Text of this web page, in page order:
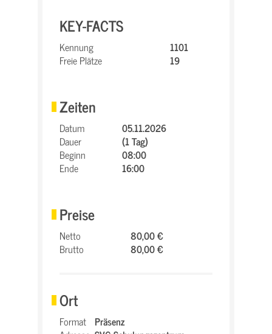
KEY-FACTS
Kennung
1101
Freie Plätze
19
Zeiten
Datum
05.11.2026
Dauer
(1 Tag)
Beginn
08:00
Ende
16:00
Preise
Netto
80,00 €
Brutto
80,00 €
Ort
Format Präsenz